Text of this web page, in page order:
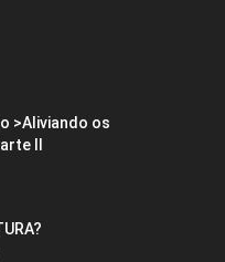
>Aliviando os
II